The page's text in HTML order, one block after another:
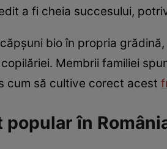
a fi cheia succesului,
bio în propria
Membrii familiei
cum să cultive corect acest
în